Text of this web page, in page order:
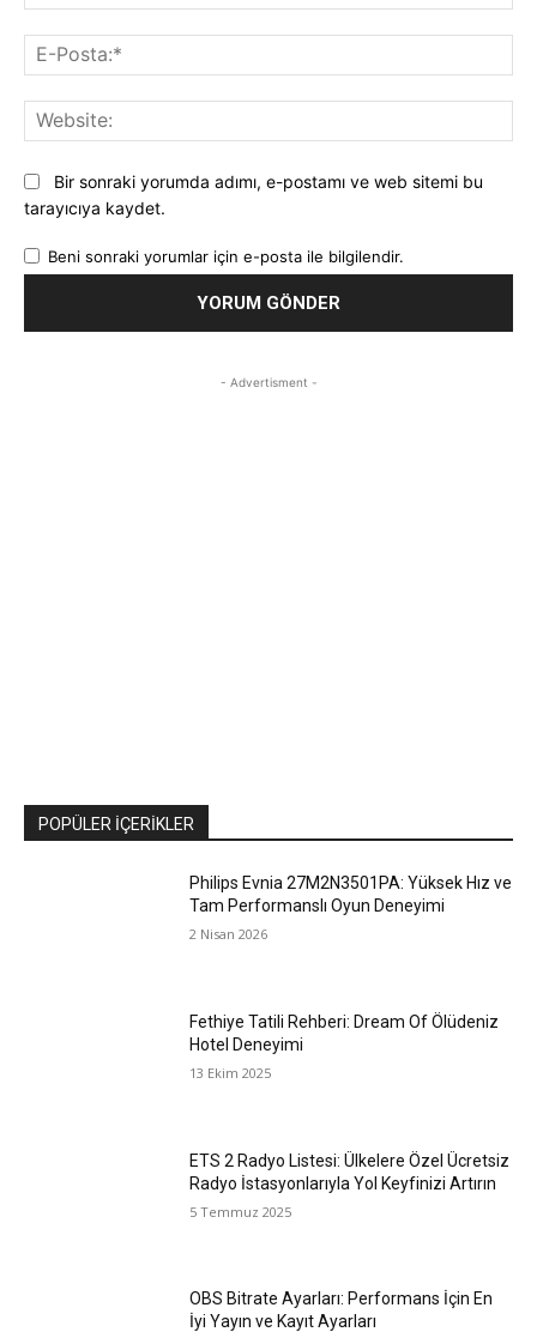
Bir sonraki yorumda adımı, e-postamı ve web sitemi bu
tarayıcıya kaydet.
Beni sonraki yorumlar için e-posta ile bilgilendir.
- Advertisment -
POPÜLER İÇERIKLER
Philips Evnia 27M2N3501PA: Yüksek Hız ve
Tam Performanslı Oyun Deneyimi
2 Nisan 2026
Fethiye Tatili Rehberi: Dream Of Ölüdeniz
Hotel Deneyimi
13 Ekim 2025
ETS 2 Radyo Listesi: Ülkelere Özel Ücretsiz
Radyo İstasyonlarıyla Yol Keyfinizi Artırın
5 Temmuz 2025
OBS Bitrate Ayarları: Performans İçin En
İyi Yayın ve Kayıt Ayarları